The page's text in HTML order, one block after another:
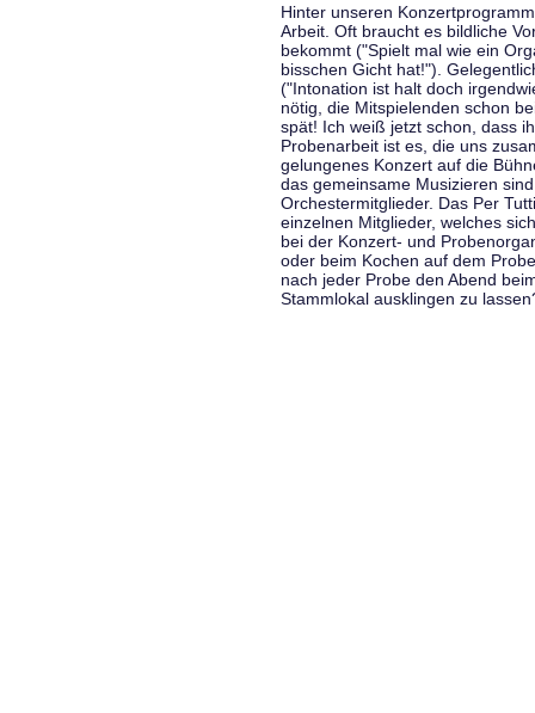
Hinter unseren
Arbeit. Oft braucht es bildliche
bekommt ("Spielt mal wie ein
bisschen Gicht hat!").
("Intonation ist halt doch
nötig, die Mitspielenden schon
spät! Ich weiß jetzt schon, dass
Probenarbeit ist es, die uns
gelungenes Konzert auf die
das gemeinsame Musizieren
Orchestermitglieder. Das Per
einzelnen Mitglieder, welches
bei der Konzert- und
oder beim Kochen auf dem
nach jeder Probe den Abend
Stammlokal ausklingen zu